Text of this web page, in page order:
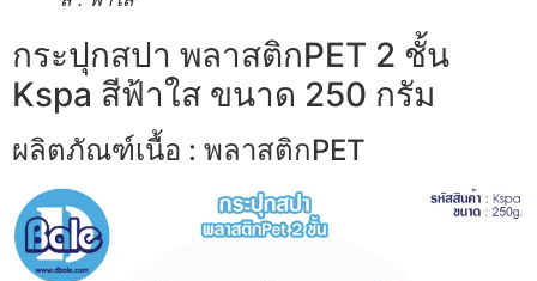
กระปุกสปา พลาสติกPET 2 ชั้น
Kspa สีฟ้าใส ขนาด 250 กรัม
ผลิตภัณฑ์เนื้อ : พลาสติกPET